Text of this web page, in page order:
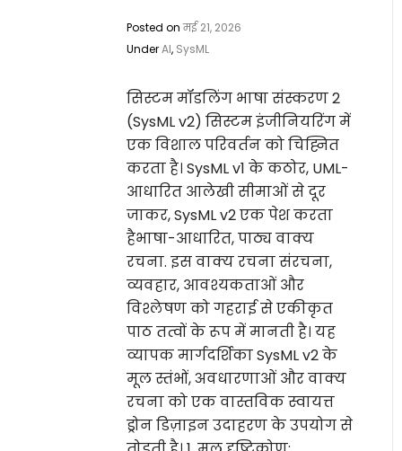
Posted onमई 21, 2026
UnderAI, SysML
सिस्टम मॉडलिंग भाषा संस्करण 2
(SysML v2) सिस्टम इंजीनियरिंग में
एक विशाल परिवर्तन को चिह्नित
करता है। SysML v1 के कठोर, UML-
आधारित आलेखी सीमाओं से दूर
जाकर, SysML v2 एक पेश करता
हैभाषा-आधारित, पाठ्य वाक्य
रचना. इस वाक्य रचना संरचना,
व्यवहार, आवश्यकताओं और
विश्लेषण को गहराई से एकीकृत
पाठ तत्वों के रूप में मानती है। यह
व्यापक मार्गदर्शिका SysML v2 के
मूल स्तंभों, अवधारणाओं और वाक्य
रचना को एक वास्तविक स्वायत्त
ड्रोन डिज़ाइन उदाहरण के उपयोग से